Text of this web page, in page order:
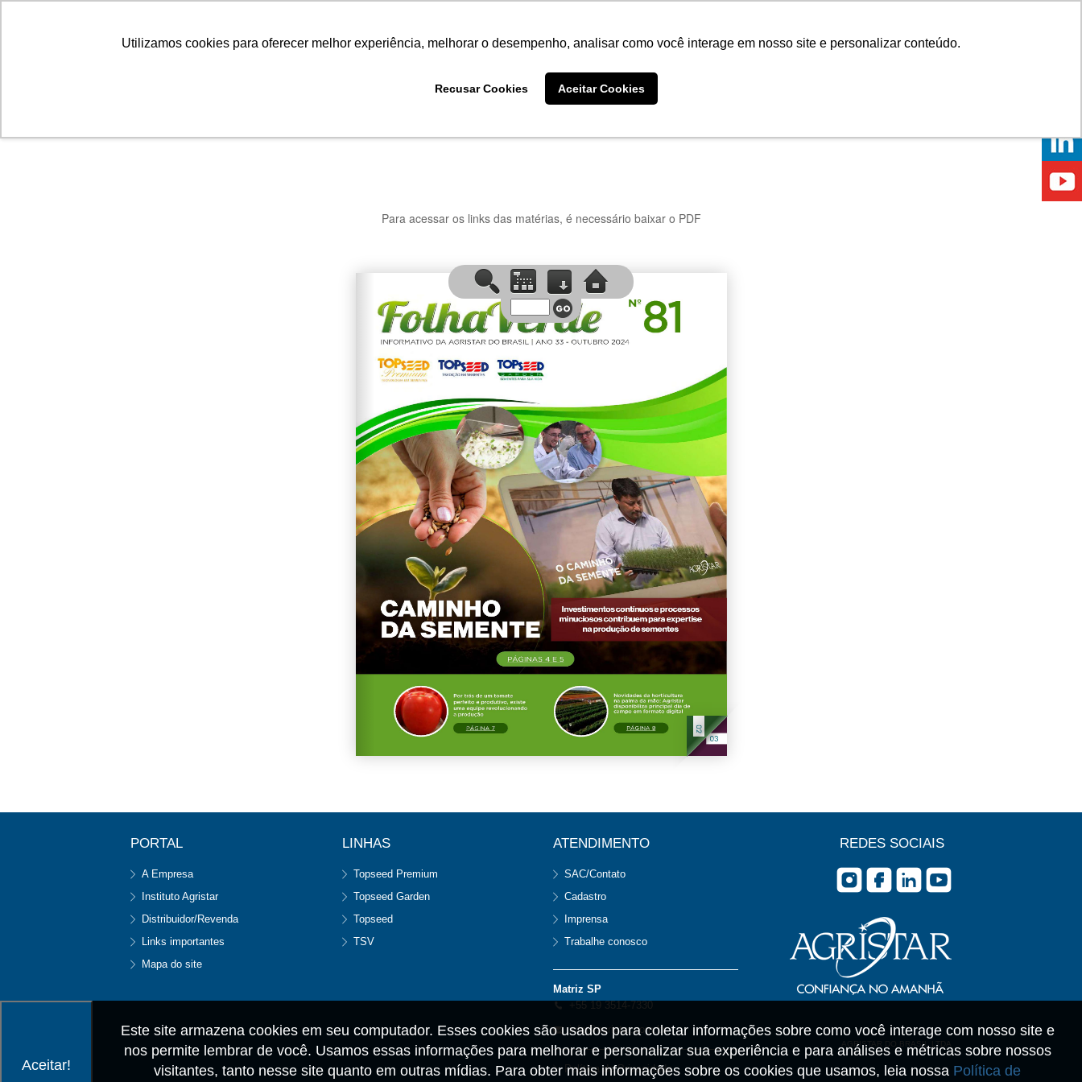
Utilizamos cookies para oferecer melhor experiência, melhorar o desempenho, analisar como você interage em nosso site e personalizar conteúdo.
Recusar Cookies Aceitar Cookies
Para acessar os links das matérias, é necessário baixar o PDF
Aceitar!
Este site armazena cookies em seu computador. Esses cookies são usados para coletar informações sobre como você interage com nosso site e
nos permite lembrar de você. Usamos essas informações para melhorar e personalizar sua experiência e para análises e métricas sobre nossos
visitantes, tanto nesse site quanto em outras mídias. Para obter mais informações sobre os cookies que usamos, leia nossa Política de
PORTAL
A Empresa
Instituto Agristar
Distribuidor/Revenda
Links importantes
Mapa do site
LINHAS
Topseed Premium
Topseed Garden
Topseed
TSV
ATENDIMENTO
SAC/Contato
Cadastro
Imprensa
Trabalhe conosco
Matriz SP
+55 19 3514-7330
info@agristar.com.br
Política de Privacidade
REDES SOCIAIS
AGRISTAR DO BRASIL LTDA